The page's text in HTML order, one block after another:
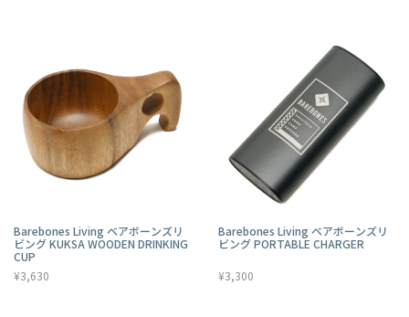
Barebones Living ベアボーンズリ
ビング KUKSA WOODEN DRINKING
CUP
¥3,630
Barebones Living ベアボーンズリ
ビング PORTABLE CHARGER
¥3,300